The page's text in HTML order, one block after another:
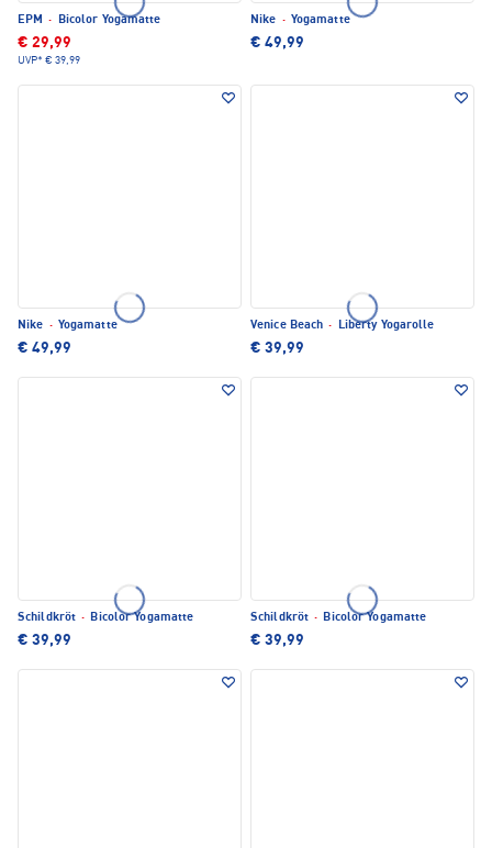
EPM · Bicolor Yogamatte
€ 29,99
UVP* € 39,99
Nike · Yogamatte
€ 49,99
Nike · Yogamatte
€ 49,99
Venice Beach · Liberty Yogarolle
€ 39,99
Schildkröt · Bicolor Yogamatte
€ 39,99
Schildkröt · Bicolor Yogamatte
€ 39,99